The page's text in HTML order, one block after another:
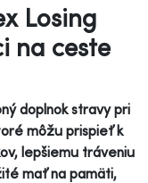
Losing
na ceste
doplnok stravy pri
môžu prispieť k
lepšiemu tráveniu
mať na pamäti,